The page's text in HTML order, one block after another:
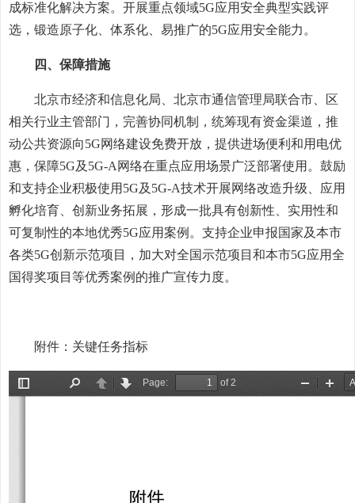
成标准化解决方案。开展重点领域5G应用安全典型实践评
选，锻造原子化、体系化、易推广的5G应用安全能力。
四、保障措施
北京市经济和信息化局、北京市通信管理局联合市、区
相关行业主管部门，完善协同机制，统筹现有资金渠道，推
动公共资源向5G网络建设免费开放，提供进场便利和用电优
惠，保障5G及5G-A网络在重点应用场景广泛部署使用。鼓励
和支持企业积极使用5G及5G-A技术开展网络改造升级、应用
孵化培育、创新业务拓展，形成一批具有创新性、实用性和
可复制性的本地优秀5G应用案例。支持企业申报国家及本市
各类5G创新示范项目，加大对全国示范项目和本市5G应用全
国得奖项目等优秀案例的推广宣传力度。
附件：关键任务指标